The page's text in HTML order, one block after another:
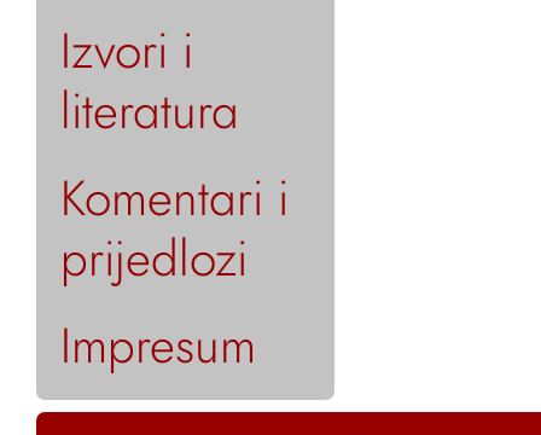
Izvori i
literatura
Komentari i
prijedlozi
Impresum